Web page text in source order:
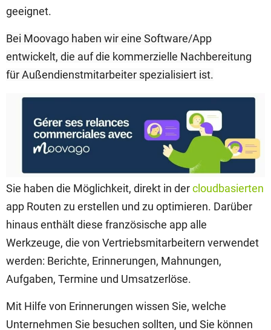
geeignet.
Bei Moovago haben wir eine Software/App
entwickelt, die auf die kommerzielle Nachbereitung
für Außendienstmitarbeiter spezialisiert ist.
Sie haben die Möglichkeit, direkt in dercloudbasierten
app Routen zu erstellen und zu optimieren. Darüber
hinaus enthält diese französische app alle
Werkzeuge, die von Vertriebsmitarbeitern verwendet
werden: Berichte, Erinnerungen, Mahnungen,
Aufgaben, Termine und Umsatzerlöse.
Mit Hilfe von Erinnerungen wissen Sie, welche
Unternehmen Sie besuchen sollten, und Sie können